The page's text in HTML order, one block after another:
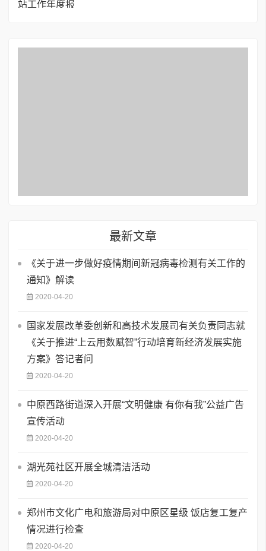
最新文章
《关于进一步做好疫情期间新冠病毒检测有关工作的
通知》解读
2020-04-20
国家发展改革委创新和高技术发展司有关负责同志就
《关于推进“上云用数赋智”行动培育新经济发展实施
方案》答记者问
2020-04-20
中原西路街道深入开展“文明健康 有你有我”公益广告
宣传活动
2020-04-20
湖光苑社区开展全城清洁活动
2020-04-20
郑州市文化广电和旅游局对中原区星级 饭店复工复产
情况进行检查
2020-04-20